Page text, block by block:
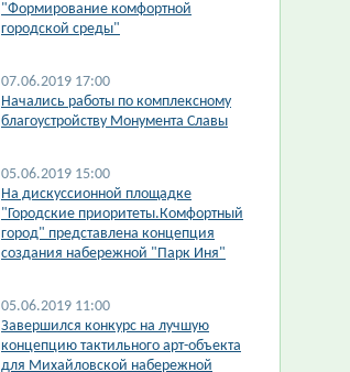
"Формирование комфортной
городской среды"
07.06.2019 17:00
Начались работы по комплексному
благоустройству Монумента Славы
05.06.2019 15:00
На дискуссионной площадке
"Городские приоритеты.Комфортный
город" представлена концепция
создания набережной "Парк Иня"
05.06.2019 11:00
Завершился конкурс на лучшую
концепцию тактильного арт-объекта
для Михайловской набережной